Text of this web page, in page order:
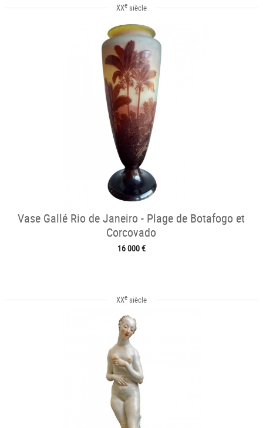
XXesiècle
Vase Gallé Rio de Janeiro - Plage de Botafogo et
Corcovado
16 000 €
XXesiècle